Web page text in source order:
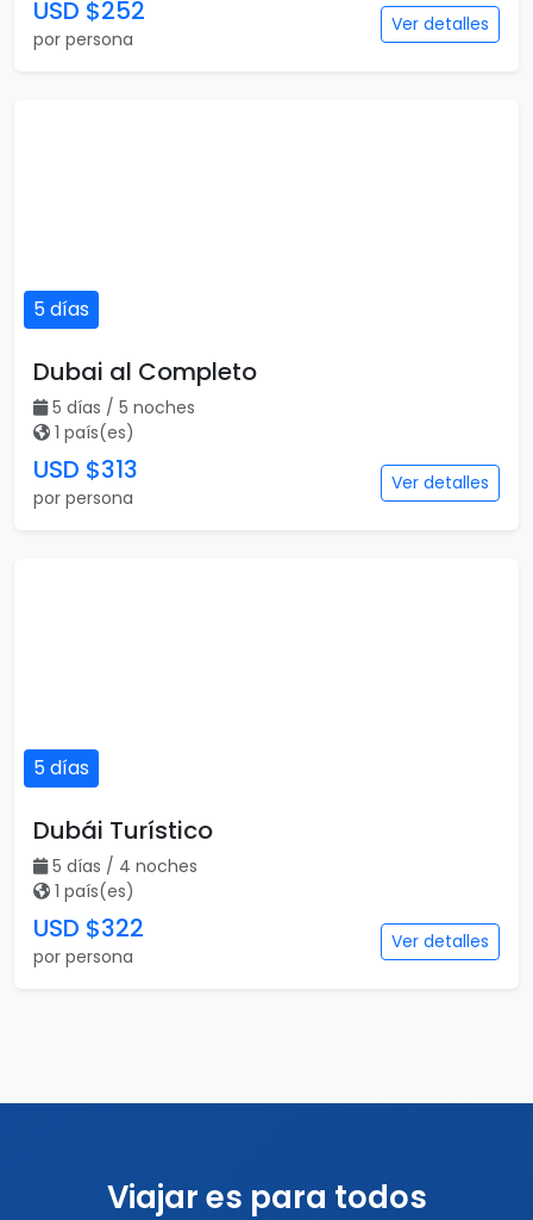
USD $252
por persona
Ver detalles
5 días
Dubai al Completo
5 días / 5 noches
1 país(es)
USD $313
por persona
Ver detalles
5 días
Dubái Turístico
5 días / 4 noches
1 país(es)
USD $322
por persona
Ver detalles
Viajar es para todos